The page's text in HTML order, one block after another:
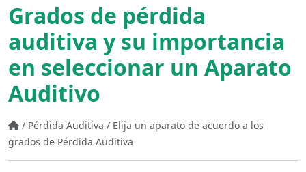
Grados de pérdida
auditiva y su importancia
en seleccionar un Aparato
Auditivo
/ Pérdida Auditiva / Elija un aparato de acuerdo a los
grados de Pérdida Auditiva